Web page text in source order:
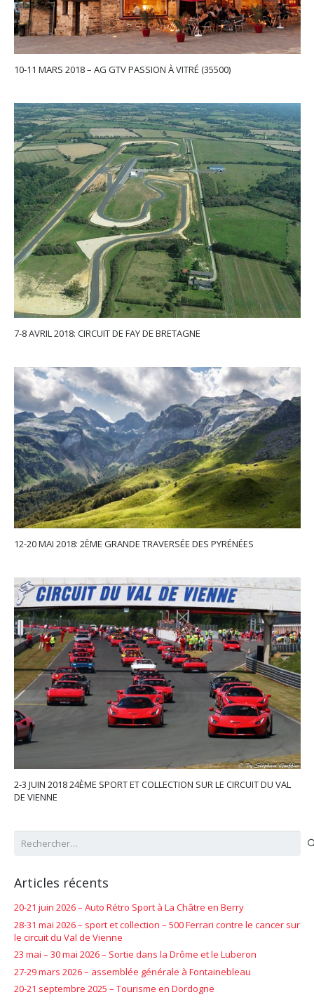
10-11 MARS 2018 – AG GTV PASSION À VITRÉ (35500)
7-8 AVRIL 2018: CIRCUIT DE FAY DE BRETAGNE
12-20 MAI 2018: 2ÈME GRANDE TRAVERSÉE DES PYRÉNÉES
2-3 JUIN 2018 24ÈME SPORT ET COLLECTION SUR LE CIRCUIT DU VAL
DE VIENNE
Rechercher :
Articles récents
20-21 juin 2026 – Auto Rétro Sport à La Châtre en Berry
28-31 mai 2026 – sport et collection – 500 Ferrari contre le cancer sur
le circuit du Val de Vienne
23 mai – 30 mai 2026 – Sortie dans la Drôme et le Luberon
27-29 mars 2026 – assemblée générale à Fontainebleau
20-21 septembre 2025 – Tourisme en Dordogne